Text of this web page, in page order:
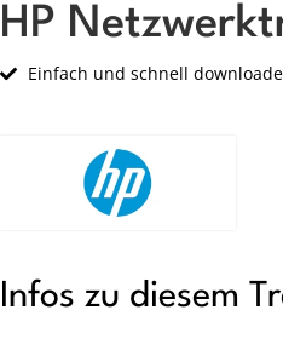
HP
Einfach und schnell
Infos zu diesem